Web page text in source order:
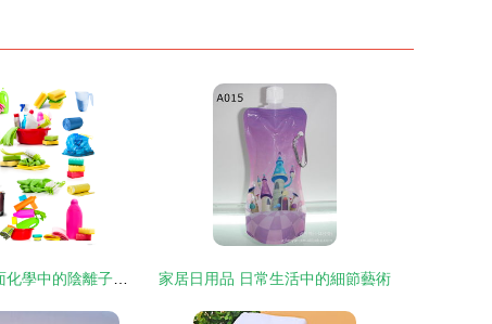
家居日用品 日常生活中的細節藝術